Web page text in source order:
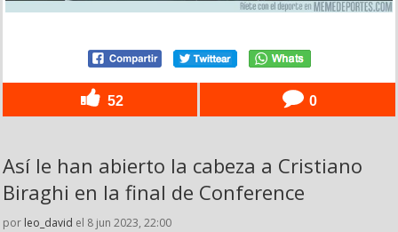
52 0
Así le han abierto la cabeza a Cristiano
Biraghi en la final de Conference
por leo_david el 8 jun 2023, 22:00